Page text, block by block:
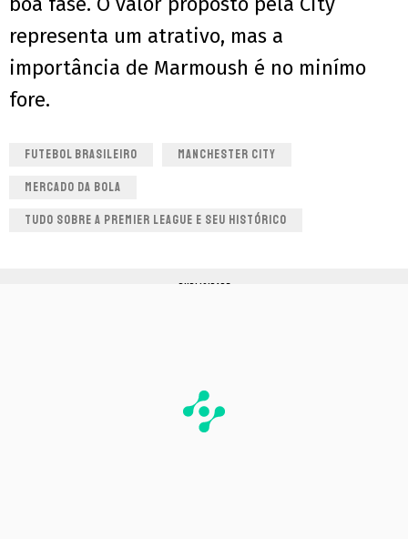
representa um atrativo, mas a
importância de Marmoush é no minímo
fore.
FUTEBOL BRASILEIRO MANCHESTER CITY
MERCADO DA BOLA
TUDO SOBRE A PREMIER LEAGUE E SEU HISTÓRICO
PUBLICIDADE